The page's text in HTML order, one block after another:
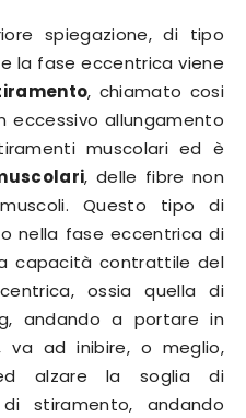
spiegazione, di tipo
la fase eccentrica viene
, chiamato cosi
eccessivo allungamento
muscolari ed è
, delle fibre non
Questo tipo di
nella fase eccentrica di
capacità contrattile del
ossia quella di
andando a portare in
va ad inibire, o meglio,
alzare la soglia di
stiramento, andando